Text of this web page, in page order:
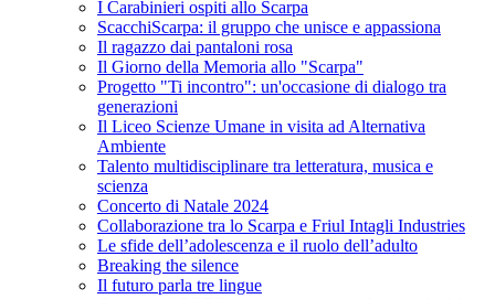
I Carabinieri ospiti allo Scarpa
ScacchiScarpa: il gruppo che unisce e appassiona
Il ragazzo dai pantaloni rosa
Il Giorno della Memoria allo "Scarpa"
Progetto "Ti incontro": un'occasione di dialogo tra
generazioni
Il Liceo Scienze Umane in visita ad Alternativa
Ambiente
Talento multidisciplinare tra letteratura, musica e
scienza
Concerto di Natale 2024
Collaborazione tra lo Scarpa e Friul Intagli Industries
Le sfide dell’adolescenza e il ruolo dell’adulto
Breaking the silence
Il futuro parla tre lingue